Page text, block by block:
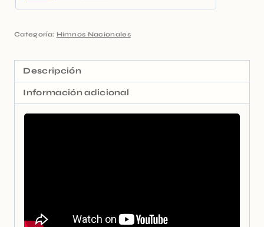
Categoría: Himnos Nacionales
Descripción
Información adicional